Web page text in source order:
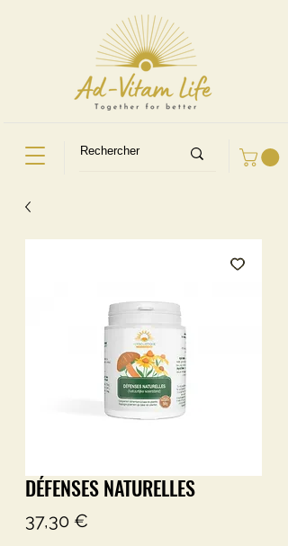
DÉFENSES NATURELLES
37,30 €